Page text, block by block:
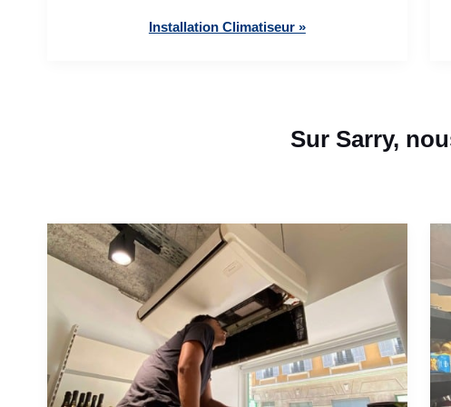
Installation Climatiseur »
Sur Sarry,